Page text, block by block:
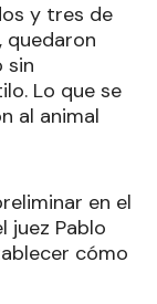
y tres de
quedaron
sin
Lo que se
al animal
en el
juez Pablo
cómo